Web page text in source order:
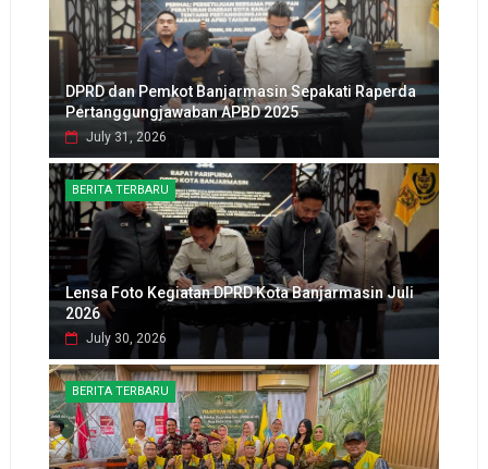
DPRD dan Pemkot Banjarmasin Sepakati Raperda
Pertanggungjawaban APBD 2025
July 31, 2026
BERITA TERBARU
Lensa Foto Kegiatan DPRD Kota Banjarmasin Juli
2026
July 30, 2026
BERITA TERBARU